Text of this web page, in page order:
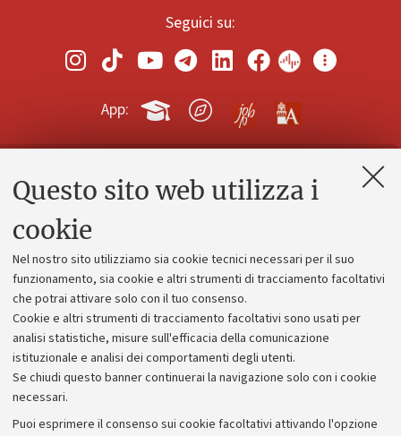
Questo sito web utilizza i
cookie
Nel nostro sito utilizziamo sia cookie tecnici necessari per il suo
funzionamento, sia cookie e altri strumenti di tracciamento facoltativi
che potrai attivare solo con il tuo consenso.
Cookie e altri strumenti di tracciamento facoltativi sono usati per
analisi statistiche, misure sull'efficacia della comunicazione
istituzionale e analisi dei comportamenti degli utenti.
Se chiudi questo banner continuerai la navigazione solo con i cookie
necessari.
Puoi esprimere il consenso sui cookie facoltativi attivando l'opzione
Seguici su:
App:
Contatti e PEC
Alumni community
Piano strategico
Bilanci
Donazioni e 5x1000
Bandi, gare e concorsi